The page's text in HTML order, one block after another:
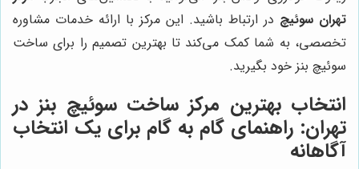
تهران سوئیچ در ارتباط باشید. این مرکز با ارائه خدمات مشاوره
تخصصی، به شما کمک می‌کند تا بهترین تصمیم را برای ساخت
سوئیچ بنز خود بگیرید.
انتخاب بهترین مرکز ساخت سوئیچ بنز در
تهران: راهنمای گام به گام برای یک انتخاب
آگاهانه